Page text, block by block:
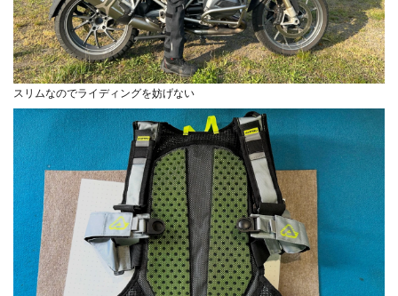
スリムなのでライディングを妨げない